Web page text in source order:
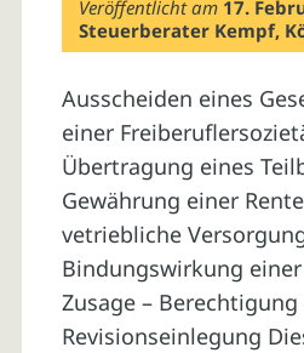
Veröffentlicht am 17.
Steuerberater Kempf,
Ausscheiden eines
einer
Übertragung eines
Gewährung einer
vetriebliche
Bindungswirkung
Zusage – Berechtigung
Revisionseinlegung